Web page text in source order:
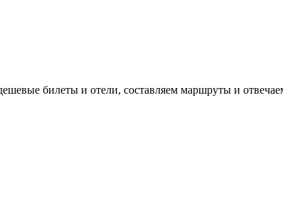
билеты и отели, составляем маршруты и